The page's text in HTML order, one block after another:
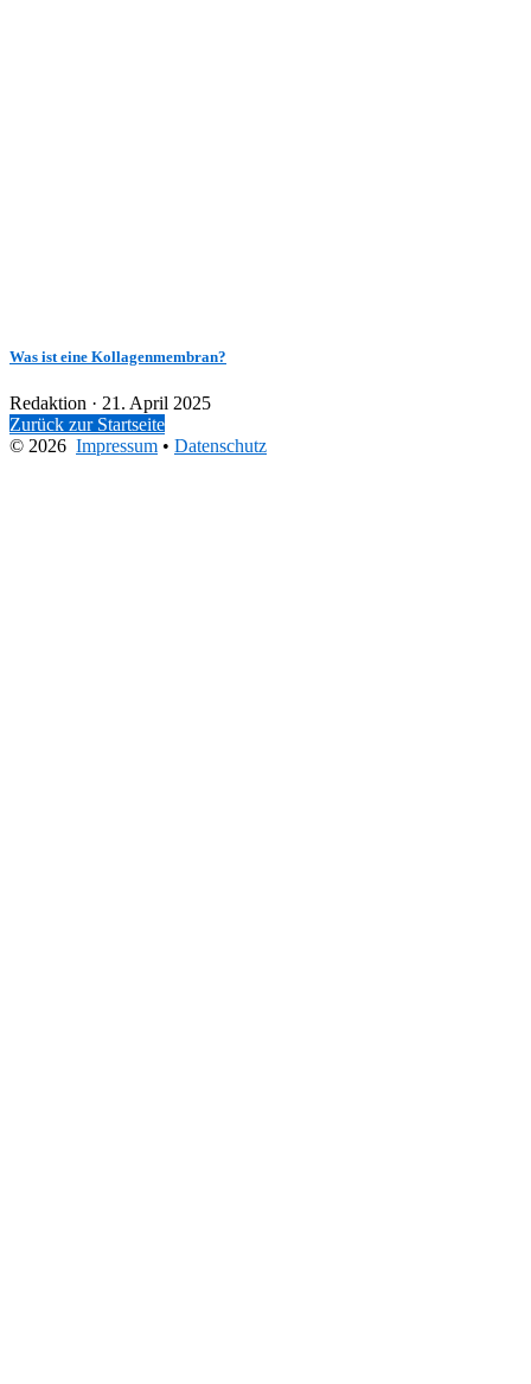
Was ist eine Kollagenmembran?
Redaktion · Veröffentlicht
am
21. April 2025
Zurück zur Startseite
© 2026 Impressum • Datenschutz